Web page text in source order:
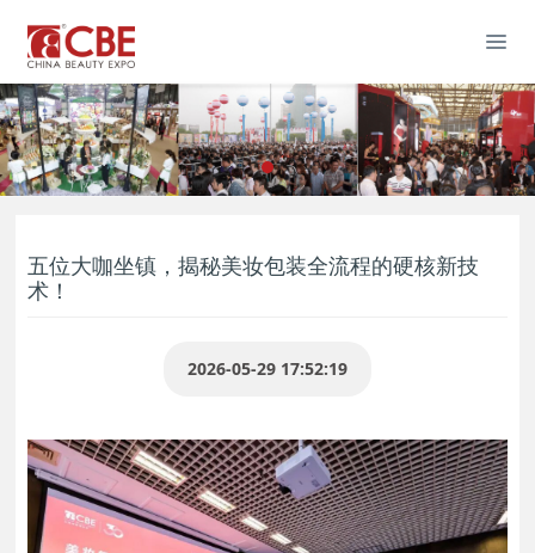
五位大咖坐镇，揭秘美妆包装全流程的硬核新技
术！
2026-05-29 17:52:19